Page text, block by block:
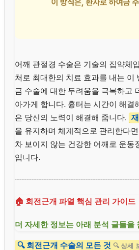
어깨 관절경 수술은 기술의 집약체
처로 최대한의 치료 효과를 내는 이
금 수술에 대한 두려움을 극복하고
아가게 합니다. 흉터는 시간이 해결
은 당신의 노력이 해결해 줍니다.
을 유지하며 체계적으로 관리한다
차 보이지 않는 건강한 어깨로 운동
입니다.
🏠 회전근개 파열 핵심 관리 가이드
더 자세한 정보는 아래 분석 글들을
🔍 회전근개 수술의 모든 것 🔍 상세